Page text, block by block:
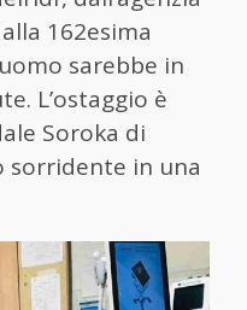
162esima
sarebbe in
L’ostaggio è
Soroka di
sorridente in una